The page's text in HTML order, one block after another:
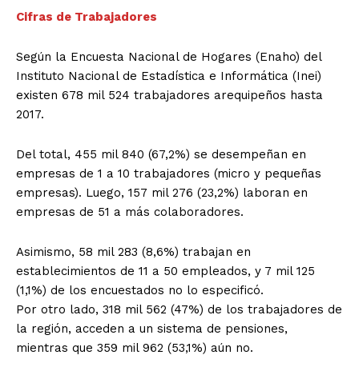
Cifras de Trabajadores
Según la Encuesta Nacional de Hogares (Enaho) del
Instituto Nacional de Estadística e Informática (Inei)
existen 678 mil 524 trabajadores arequipeños hasta
2017.
Del total, 455 mil 840 (67,2%) se desempeñan en
empresas de 1 a 10 trabajadores (micro y pequeñas
empresas). Luego, 157 mil 276 (23,2%) laboran en
empresas de 51 a más colaboradores.
Asimismo, 58 mil 283 (8,6%) trabajan en
establecimientos de 11 a 50 empleados, y 7 mil 125
(1,1%) de los encuestados no lo especificó.
Por otro lado, 318 mil 562 (47%) de los trabajadores de
la región, acceden a un sistema de pensiones,
mientras que 359 mil 962 (53,1%) aún no.